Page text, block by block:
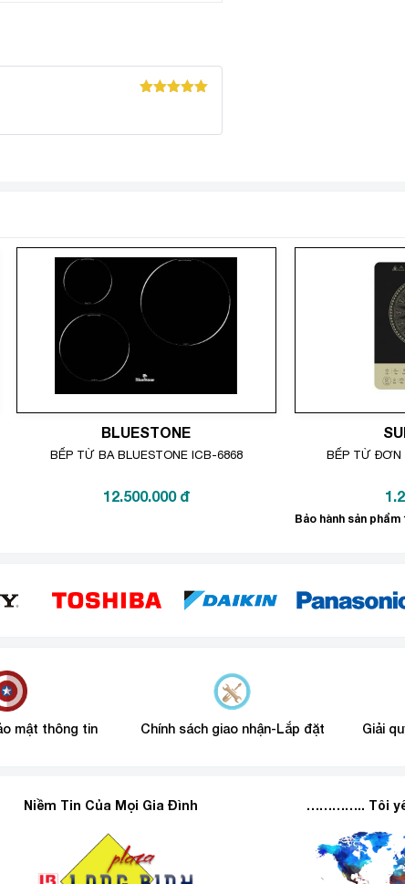
thiếu các thiết kế bếp điện lắp âm như SUNHOUSE
ứng thông minh. Chỉ vài thao tác chạm nhẹ trên sản phẩm,
có thể điều chỉnh nhiệt độ ngay lập tức trong các trường
BLUESTONE
BẾP TỪ BA BLUESTONE ICB-6868
12.500.000 đ
BẾP TỪ ĐƠN
mật thông tin Chính sách giao nhận-Lắp đặt Giải
Niềm Tin Của Mọi Gia Đình ………….. Tôi